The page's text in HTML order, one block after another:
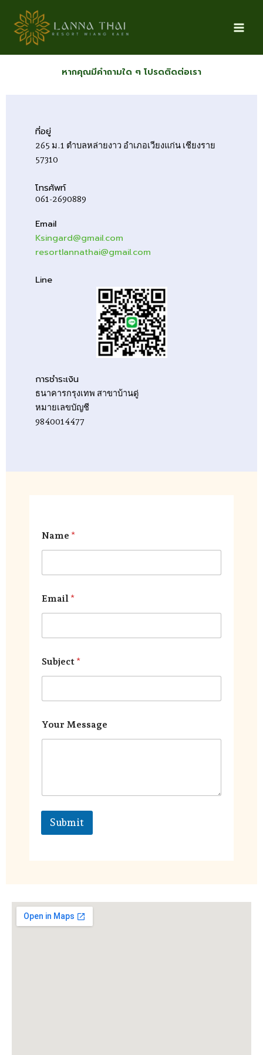
content
หากคุณมีคำถามใด ๆ โปรดติดต่อเรา
ที่อยู่
265 ม.1 ตำบลหล่ายงาว อำเภอเวียงแก่น เชียงราย
57310
โทรศัพท์
061-2690889
Email
Ksingard@gmail.com
resortlannathai@gmail.com
Line
การชำระเงิน
ธนาคารกรุงเทพ สาขาบ้านดู่
หมายเลขบัญชี
9840014477
*
Y
u
Name *
Email *
Subject *
Your Message
Submit